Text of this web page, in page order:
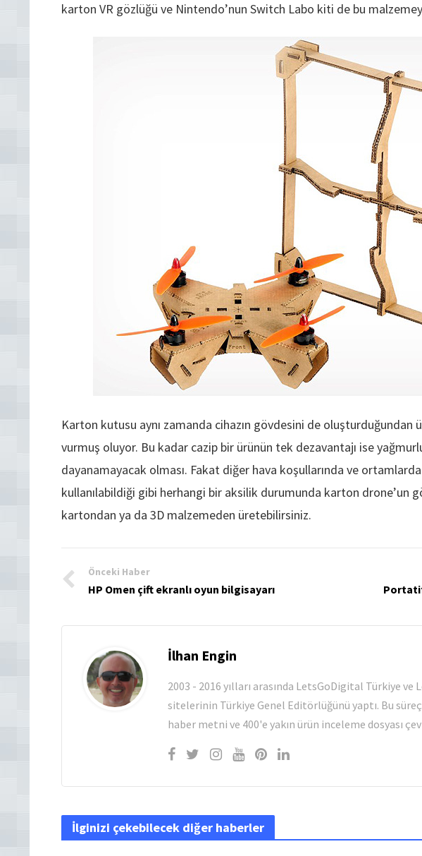
karton VR gözlüğü ve Nintendo’nun Switch Labo kiti de bu
Karton kutusu aynı zamanda cihazın gövdesini de
vurmuş oluyor. Bu kadar cazip bir ürünün tek dezavantajı ise
dayanamayacak olması. Fakat diğer hava koşullarında ve
kullanılabildiği gibi herhangi bir aksilik durumunda karton drone’un
kartondan ya da 3D malzemeden üretebilirsiniz.
Önceki Haber
HP Omen çift ekranlı oyun bilgisayarı
İlhan Engin
2003 - 2016 yılları arasında LetsGoDigital Türkiye
sitelerinin Türkiye Genel Editörlüğünü yaptı. Bu
haber metni ve 400'e yakın ürün inceleme dosyası
İlginizi çekebilecek diğer haberler